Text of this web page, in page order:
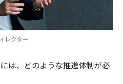
レクター
には、どのような推進体制が必